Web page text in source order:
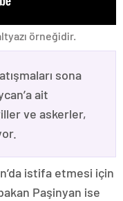
örneğidir.
sona
ait
ve askerler,
istifa etmesi için
Paşinyan ise